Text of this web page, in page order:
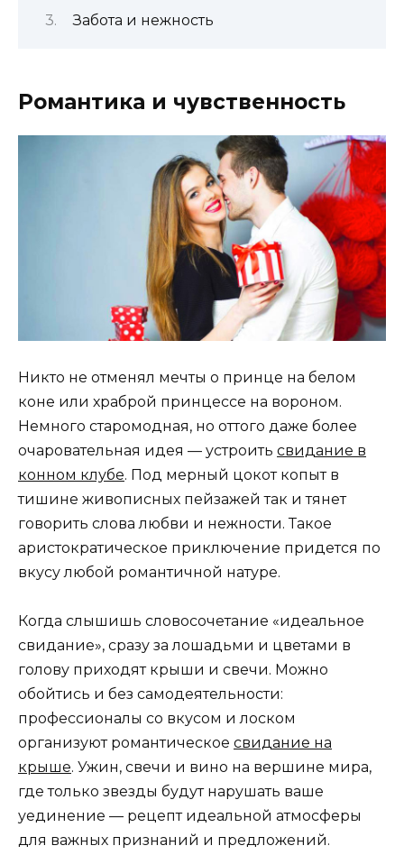
Забота и нежность
Романтика и чувственность
Никто не отменял мечты о принце на белом
коне или храброй принцессе на вороном.
Немного старомодная, но оттого даже более
очаровательная идея — устроить свидание в
конном клубе. Под мерный цокот копыт в
тишине живописных пейзажей так и тянет
говорить слова любви и нежности. Такое
аристократическое приключение придется по
вкусу любой романтичной натуре.
Когда слышишь словосочетание «идеальное
свидание», сразу за лошадьми и цветами в
голову приходят крыши и свечи. Можно
обойтись и без самодеятельности:
профессионалы со вкусом и лоском
организуют романтическое свидание на
крыше. Ужин, свечи и вино на вершине мира,
где только звезды будут нарушать ваше
уединение — рецепт идеальной атмосферы
для важных признаний и предложений.